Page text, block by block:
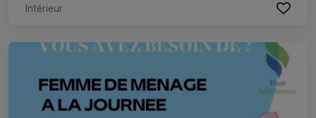
Intérieur